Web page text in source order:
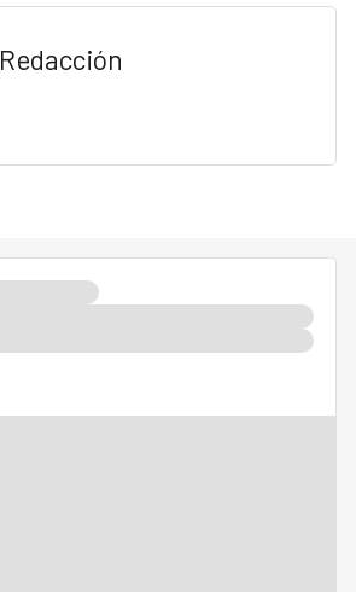
Redacción